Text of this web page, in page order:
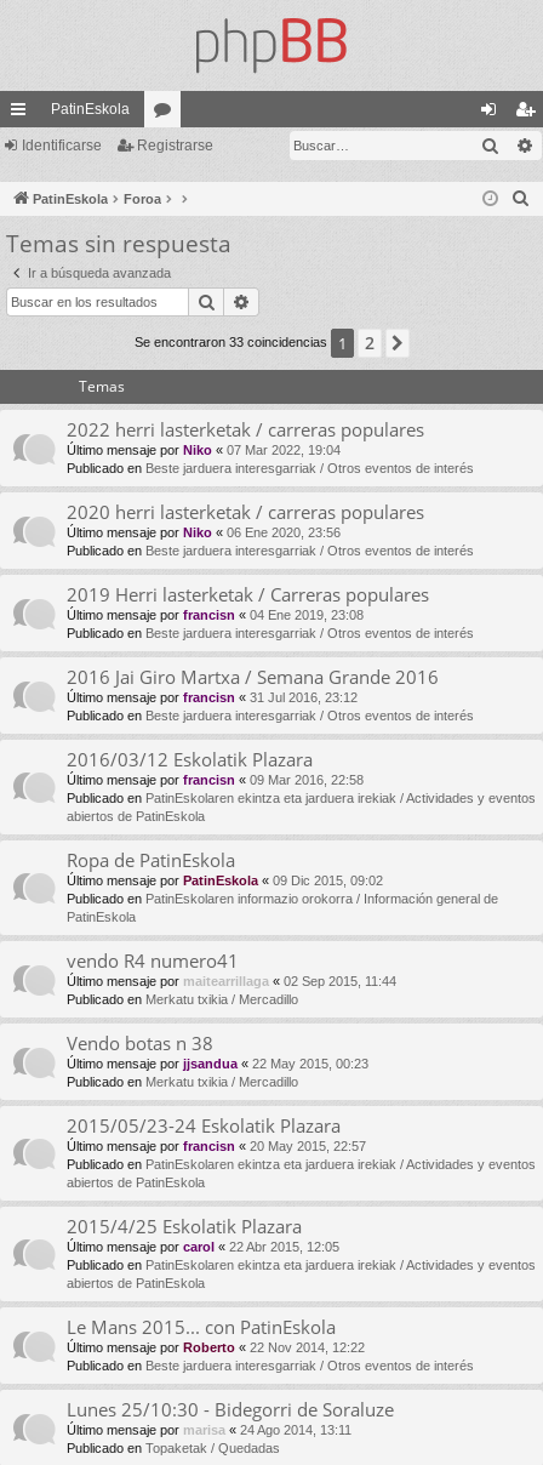
nl
ac
es
rá
pi
PatinEskola
or
os
de
nti
fic
eg
ist
ra
Identificarse Registrarse
PatinEskola Foroa
Temas sin respuesta
Ir a búsqueda avanzada
Buscar
Se encontraron 33 coincidencias 1 2
Temas
2022 herri lasterketak / carreras populares
Último mensaje por Niko « 07 Mar 2022, 19:04
Publicado en Beste jarduera interesgarriak / Otros eventos de interés
2020 herri lasterketak / carreras populares
Último mensaje por Niko « 06 Ene 2020, 23:56
Publicado en Beste jarduera interesgarriak / Otros eventos de interés
2019 Herri lasterketak / Carreras populares
Último mensaje por francisn « 04 Ene 2019, 23:08
Publicado en Beste jarduera interesgarriak / Otros eventos de interés
2016 Jai Giro Martxa / Semana Grande 2016
Último mensaje por francisn « 31 Jul 2016, 23:12
Publicado en Beste jarduera interesgarriak / Otros eventos de interés
2016/03/12 Eskolatik Plazara
Último mensaje por francisn « 09 Mar 2016, 22:58
Publicado en PatinEskolaren ekintza eta jarduera irekiak / Actividades y eventos
abiertos de PatinEskola
Ropa de PatinEskola
Último mensaje por PatinEskola « 09 Dic 2015, 09:02
Publicado en PatinEskolaren informazio orokorra / Información general de
PatinEskola
vendo R4 numero41
Último mensaje por maitearrillaga « 02 Sep 2015, 11:44
Publicado en Merkatu txikia / Mercadillo
Vendo botas n 38
Último mensaje por jjsandua « 22 May 2015, 00:23
Publicado en Merkatu txikia / Mercadillo
2015/05/23-24 Eskolatik Plazara
Último mensaje por francisn « 20 May 2015, 22:57
Publicado en PatinEskolaren ekintza eta jarduera irekiak / Actividades y eventos
abiertos de PatinEskola
2015/4/25 Eskolatik Plazara
Último mensaje por carol « 22 Abr 2015, 12:05
Publicado en PatinEskolaren ekintza eta jarduera irekiak / Actividades y eventos
abiertos de PatinEskola
Le Mans 2015... con PatinEskola
Último mensaje por Roberto « 22 Nov 2014, 12:22
Publicado en Beste jarduera interesgarriak / Otros eventos de interés
Lunes 25/10:30 - Bidegorri de Soraluze
Último mensaje por marisa « 24 Ago 2014, 13:11
Publicado en Topaketak / Quedadas